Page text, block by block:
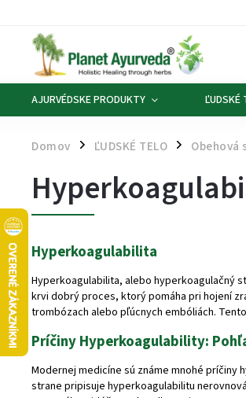
AJURVÉDSKE PRODUKTY ĽUDSKÉ
Domov / ĽUDSKÉ TELO / Obehová
Hyperkoagulabilita
Hyperkoagulabilita, alebo hyperkoagulačný
krvi dobrý proces, ktorý pomáha pri hojení
trombózach alebo pľúcnych embóliách.
Príčiny Hyperkoagulability:
Modernej medicíne sú známe mnohé
strane pripisuje hyperkoagulabilitu